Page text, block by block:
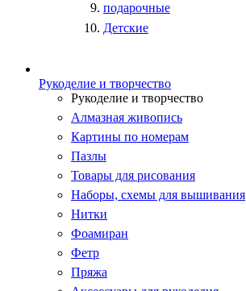
подарочные
Детские
Рукоделие и творчество
Рукоделие и творчество
Алмазная живопись
Картины по номерам
Пазлы
Товары для рисования
Наборы, схемы для вышивания
Нитки
Фоамиран
Фетр
Пряжа